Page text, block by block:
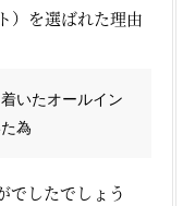
バリ島
イタリア
）を選ばれた理由
いたオールイン
為
でしたでしょう